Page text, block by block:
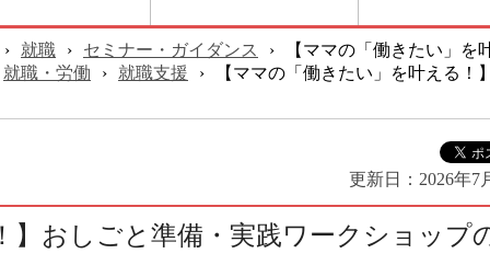
› 就職 › セミナー・ガイダンス ›
【ママの「働きたい」
就職・労働
› 就職支援 › 【ママの「働きたい」を叶える
更新日： 2026年7
】おしごと準備・実践ワークショップ